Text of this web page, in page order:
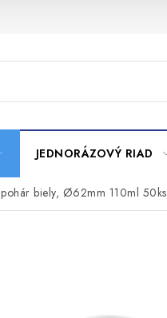
JEDNORÁZOVÝ RIAD
biely, Ø62mm 110ml 50ks